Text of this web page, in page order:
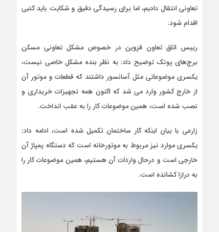
تعاونی انتقال دادیم، اما برای رسیدگی دقیق و شکایت باید کتبی
اقدام شود.
رییس اتاق تعاون قزوین در خصوص مشکل تعاونی مسکن
برج‌های پونک توضیح داد: به نظر بنده مشکل خاصی نیست،
یکسری موضوعاتی مثل آسانسور داشتند که قطعات و موتور آن
از خارج کشور وارد می شد که اکنون همه تجهیزات خریداری و
نصب شده است، همین موضوعات کار را به عقب انداخت.
زارعی با بیان اینکه کار ساختمان تکمیل شده است، ادامه داد:
یکسری موارد نیز مربوط به موتورخانه است که دستگاه پمپاژ آن
خارجی است و درحال واردات آن هستیم، همین موضوعات کار را
به درازا کشانده است.